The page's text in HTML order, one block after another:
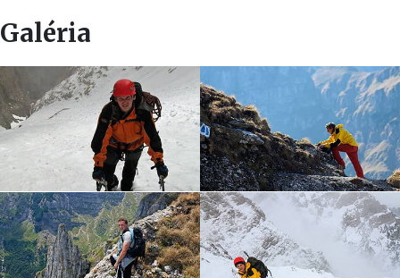
Galéria